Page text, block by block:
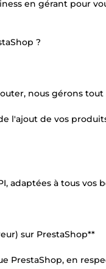
en gérant pour
?
nous gérons
l'ajout de vos
adaptées à tous vos
sur PrestaShop**
PrestaShop, en